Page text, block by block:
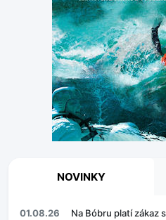
NOVINKY
01.08.26
Na Bóbru platí zákaz